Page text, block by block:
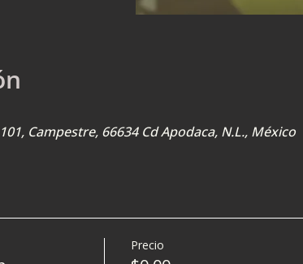
Campestre, 66634 Cd Apodaca, N.L., México
Precio